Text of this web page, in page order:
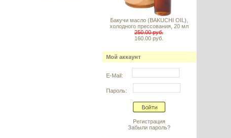
Бакучи масло (BAKUCHI OIL),
холодного прессования, 20 мл
250.00 руб.
160.00 руб.
Мой аккаунт
E-Mail:
Пароль:
Регистрация
Забыли пароль?